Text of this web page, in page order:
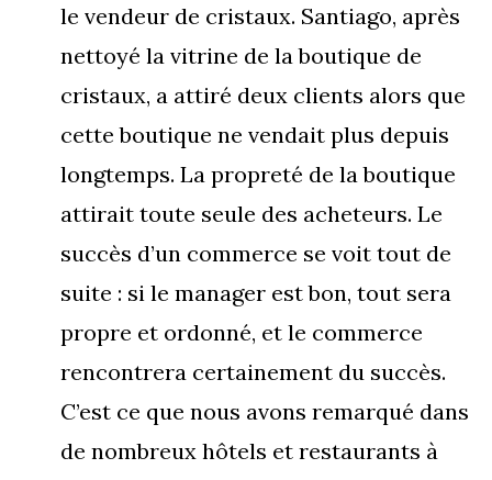
le vendeur de cristaux. Santiago, après
nettoyé la vitrine de la boutique de
cristaux, a attiré deux clients alors que
cette boutique ne vendait plus depuis
longtemps. La propreté de la boutique
attirait toute seule des acheteurs. Le
succès d’un commerce se voit tout de
suite : si le manager est bon, tout sera
propre et ordonné, et le commerce
rencontrera certainement du succès.
C’est ce que nous avons remarqué dans
de nombreux hôtels et restaurants à